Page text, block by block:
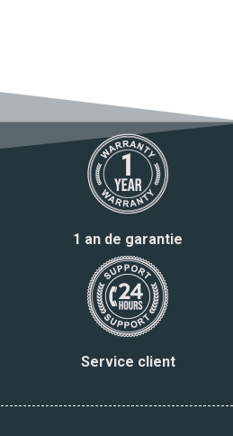
1 an de garantie
Service client